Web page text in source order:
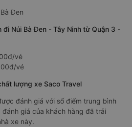
Đen
đi Núi Bà Đen - Tây Ninh từ Quận 3 -
vé
vé
lượng xe Saco Travel
đánh giá với số điểm trung bình
giá của khách hàng đã trải
xe này.